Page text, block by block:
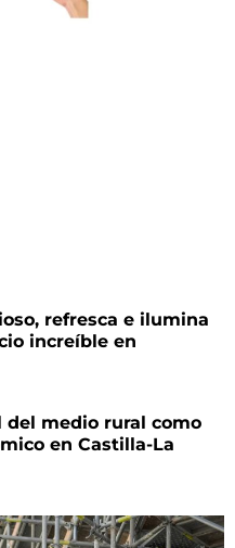
refresca e ilumina
increíble en
del medio rural como
en Castilla-La